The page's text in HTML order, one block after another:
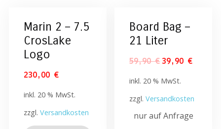
Marin 2 – 7.5
CrosLake
Logo
230,00 €
inkl. 20 % MwSt.
zzgl. Versandkosten
Board Bag –
21 Liter
59,90€ 39,90€
inkl. 20 % MwSt.
zzgl.Versandkosten
nur auf Anfrage